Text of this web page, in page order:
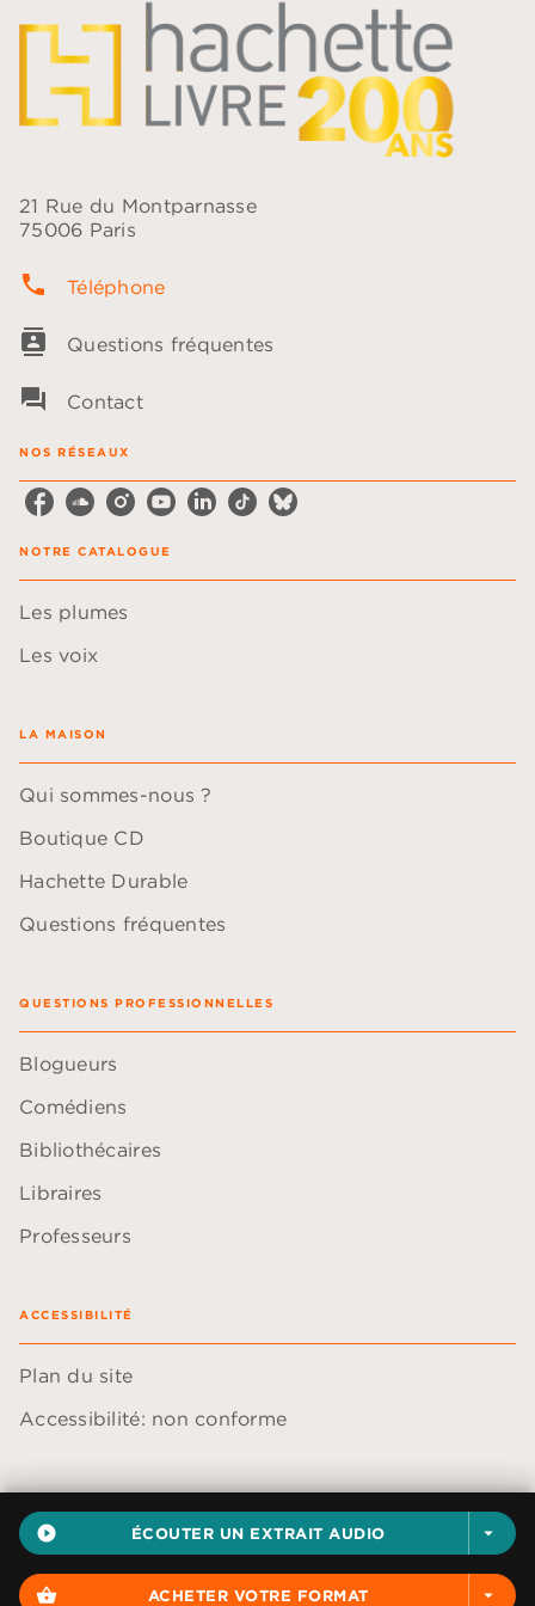
play_circle_filled ÉCOUTER UN EXTRAIT AUDIO arrow_drop_down
shopping_basket ACHETER VOTRE FORMAT arrow_drop_down
21 Rue du Montparnasse
75006 Paris
phone Téléphone
contacts Questions fréquentes
question_answer Contact
NOS RÉSEAUX
NOTRE CATALOGUE
Les plumes
Les voix
LA MAISON
Qui sommes-nous ?
Boutique CD
Hachette Durable
Questions fréquentes
QUESTIONS PROFESSIONNELLES
Blogueurs
Comédiens
Bibliothécaires
Libraires
Professeurs
ACCESSIBILITÉ
Plan du site
Accessibilité: non conforme
Données personnelles
Paramétrer vos cookies